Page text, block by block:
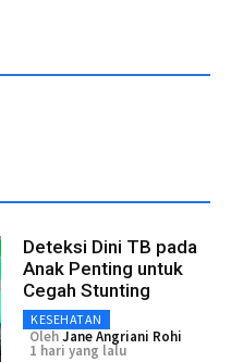
Deteksi Dini TB pada
Anak Penting untuk
Cegah Stunting
KESEHATAN
OlehJane Angriani Rohi
1 hari yang lalu